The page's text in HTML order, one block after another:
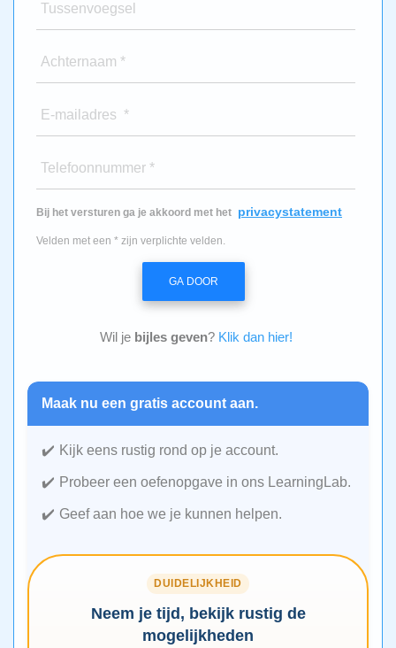
Tussenvoegsel
Achternaam *
E-mailadres *
Telefoonnummer *
Bij het versturen ga je akkoord met het privacystatement
Velden met een * zijn verplichte velden.
GA DOOR
Wil je bijles geven? Klik dan hier!
Maak nu een gratis account aan.
Kijk eens rustig rond op je account.
Probeer een oefenopgave in ons LearningLab.
Geef aan hoe we je kunnen helpen.
DUIDELIJKHEID
Neem je tijd, bekijk rustig de
mogelijkheden